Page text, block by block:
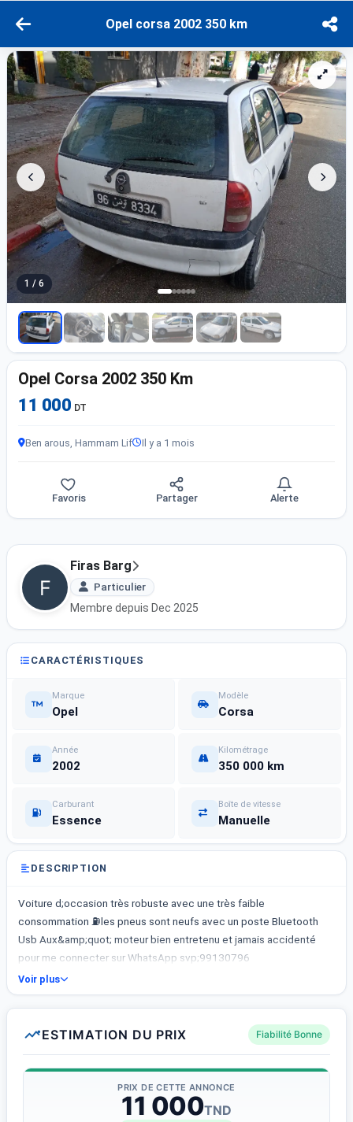
Opel corsa 2002 350 km
1 / 6
Opel Corsa 2002 350 Km
11 000 DT
Ben arous, Hammam Lif Il y a 1 mois
Favoris Partager Alerte
Firas Barg
Particulier
Membre depuis Dec 2025
CARACTÉRISTIQUES
Marque
Opel
Modèle
Corsa
Année
2002
Kilométrage
350 000 km
Carburant
Essence
Boîte de vitesse
Manuelle
DESCRIPTION
Voiture d;occasion très robuste avec une très faible
consommation ⛽les pneus sont neufs avec un poste Bluetooth
Usb Aux&amp;quot; moteur bien entretenu et jamais accidenté
pour me connecter sur WhatsApp svp;99130796
Voir plus
ESTIMATION DU PRIX Fiabilité Bonne
PRIX DE CETTE ANNONCE
11 000TND